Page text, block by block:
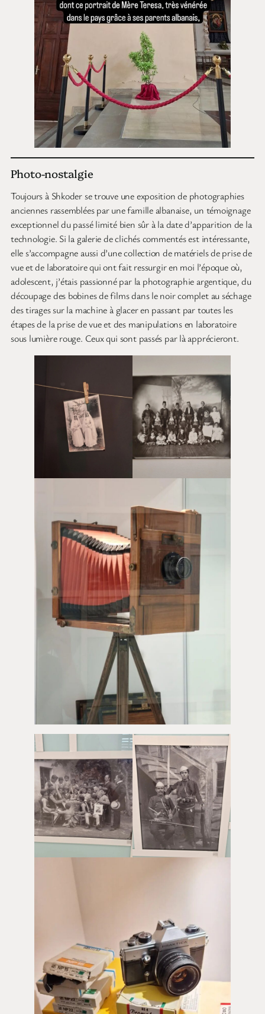
Photo-nostalgie
Toujours à Shkoder se trouve une exposition de photographies
anciennes rassemblées par une famille albanaise, un témoignage
exceptionnel du passé limité bien sûr à la date d’apparition de la
technologie. Si la galerie de clichés commentés est intéressante,
elle s’accompagne aussi d’une collection de matériels de prise de
vue et de laboratoire qui ont fait ressurgir en moi l’époque où,
adolescent, j’étais passionné par la photographie argentique, du
découpage des bobines de films dans le noir complet au séchage
des tirages sur la machine à glacer en passant par toutes les
étapes de la prise de vue et des manipulations en laboratoire
sous lumière rouge. Ceux qui sont passés par là apprécieront.